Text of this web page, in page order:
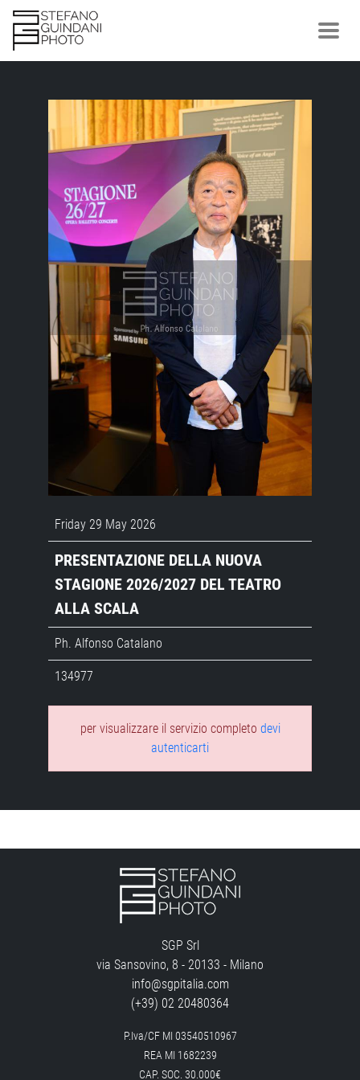
Friday 29 May 2026
PRESENTAZIONE DELLA NUOVA
STAGIONE 2026/2027 DEL TEATRO
ALLA SCALA
Ph. Alfonso Catalano
134977
per visualizzare il servizio completo devi
autenticarti
SGP Srl
via Sansovino, 8 - 20133 - Milano
info@sgpitalia.com
(+39) 02 20480364
P.Iva/CF MI 03540510967
REA MI 1682239
CAP. SOC. 30.000€